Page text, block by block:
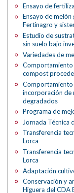
Ensayo de
Ensayo de
Fertinagro y
Estudio de
sin suelo bajo
Variedades de
Comportamiento
compost
Comportamiento
incorporación de
degradados
Programa de
Jornada Técnica
Transferencia
Lorca
Transferencia
Lorca
Adaptación
Conservación y
Higuera del CDA